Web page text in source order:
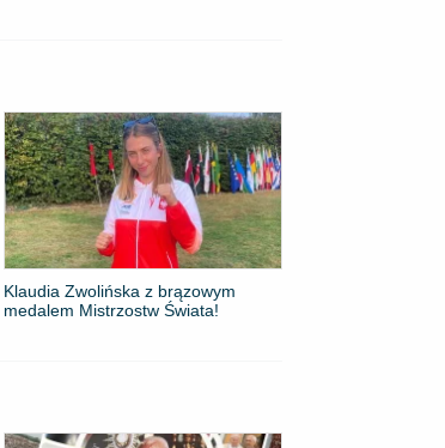
Klaudia Zwolińska z brązowym
medalem Mistrzostw Świata!